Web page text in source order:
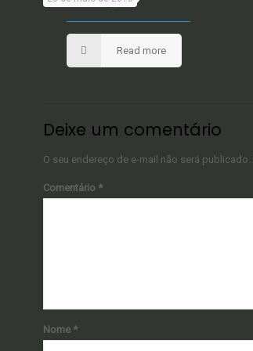
Read more
Deixe um comentário
O seu endereço de e-mail não será publicado.
Comentário *
Nome *